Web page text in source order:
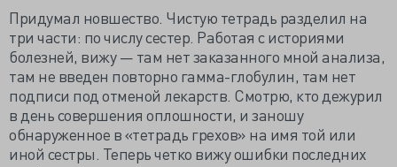
Придумал новшество. Чистую тетрадь разделил на
три части: по числу сестер. Работая с историями
болезней, вижу — там нет заказанного мной анализа,
там не введен повторно гамма-глобулин, там нет
подписи под отменой лекарств. Смотрю, кто дежурил
в день совершения оплошности, и заношу
обнаруженное в «тетрадь грехов» на имя той или
иной сестры. Теперь четко вижу ошибки последних